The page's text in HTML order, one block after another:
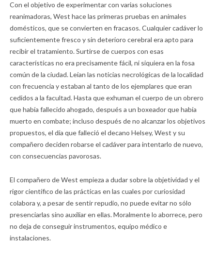
Con el objetivo de experimentar con varias soluciones
reanimadoras, West hace las primeras pruebas en animales
domésticos, que se convierten en fracasos. Cualquier cadáver lo
suficientemente fresco y sin deterioro cerebral era apto para
recibir el tratamiento. Surtirse de cuerpos con esas
características no era precisamente fácil, ni siquiera en la fosa
común de la ciudad. Leían las noticias necrológicas de la localidad
con frecuencia y estaban al tanto de los ejemplares que eran
cedidos a la facultad. Hasta que exhuman el cuerpo de un obrero
que había fallecido ahogado, después a un boxeador que había
muerto en combate; incluso después de no alcanzar los objetivos
propuestos, el día que falleció el decano Helsey, West y su
compañero deciden robarse el cadáver para intentarlo de nuevo,
con consecuencias pavorosas.
El compañero de West empieza a dudar sobre la objetividad y el
rigor científico de las prácticas en las cuales por curiosidad
colabora y, a pesar de sentir repudio, no puede evitar no sólo
presenciarlas sino auxiliar en ellas. Moralmente lo aborrece, pero
no deja de conseguir instrumentos, equipo médico e
instalaciones.